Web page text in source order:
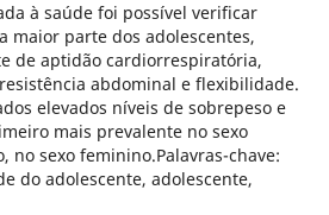
à saúde foi possível verificar
maior parte dos adolescentes,
de aptidão cardiorrespiratória,
abdominal e flexibilidade.
elevados níveis de sobrepeso e
mais prevalente no sexo
no sexo feminino.Palavras-chave:
do adolescente, adolescente,